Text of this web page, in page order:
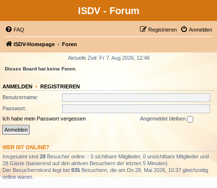
ISDV - Forum
FAQ Anmelden
Registrieren
ISDV-Homepage Foren
Aktuelle Zeit: Fr 7. Aug 2026, 12:46
Dieses Board hat keine Foren.
ANMELDEN • REGISTRIEREN
Benutzername:
Passwort:
Ich habe mein Passwort vergessen
Angemeldet bleiben
WER IST ONLINE?
Insgesamt sind 28 Besucher online :: 0 sichtbare Mitglieder, 0 unsichtbare Mitglieder und
28 Gäste (basierend auf den aktiven Besuchern der letzten 5 Minuten)
Der Besucherrekord liegt bei 935 Besuchern, die am Do 28. Mai 2026, 10:37 gleichzeitig
online waren.